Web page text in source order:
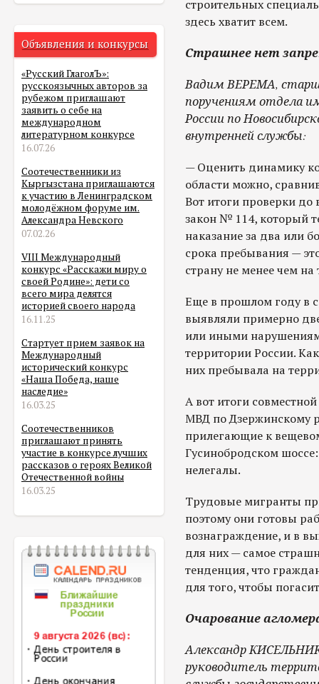
Объявления и конкурсы
«Русский ГлаголЪ»:
русскоязычных авторов за
рубежом приглашают
заявить о себе на
международном
литературном конкурсе
16.07.26
Соотечественники из
Кыргызстана приглашаются
к участию в Ленинградском
молодёжном форуме им.
Александра Невского
07.02.26
VIII Международный
конкурс «Расскажи миру о
своей Родине»: дети со
всего мира делятся
историей своего народа
16.11.25
Стартует прием заявок на
Международный
исторический конкурс
«Наша Победа, наше
наследие»
16.03.25
Соотечественников
приглашают принять
участие в конкурсе лучших
рассказов о героях Великой
Отечественной войны
16.03.25
строительных
здесь хватит всем.
Страшнее нет
Вадим ВЕРЕМА,
поручениям отдела
России по
внутренней службы:
— Оценить динамику
области можно,
Вот итоги проверки
закон № 114, который
наказание за два или
срока пребывания —
страну не менее чем на
Еще в прошлом году в
выявляли примерно
или иными
территории России.
них пребывала на
А вот итоги
МВД по Дзержинскому
прилегающие к
Гусинобродском
нелегалы.
Трудовые мигранты
поэтому они готовы
вознаграждение, и в
для них — самое
тенденция, что
для того, чтобы
Очарование
Александр
руководитель